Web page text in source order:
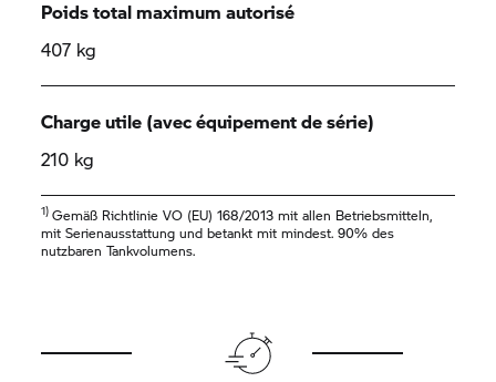
Poids total maximum autorisé
407 kg
Charge utile (avec équipement de série)
210 kg
1)Gemäß Richtlinie VO (EU) 168/2013 mit allen Betriebsmitteln,
mit Serienausstattung und betankt mit mindest. 90% des
nutzbaren Tankvolumens.